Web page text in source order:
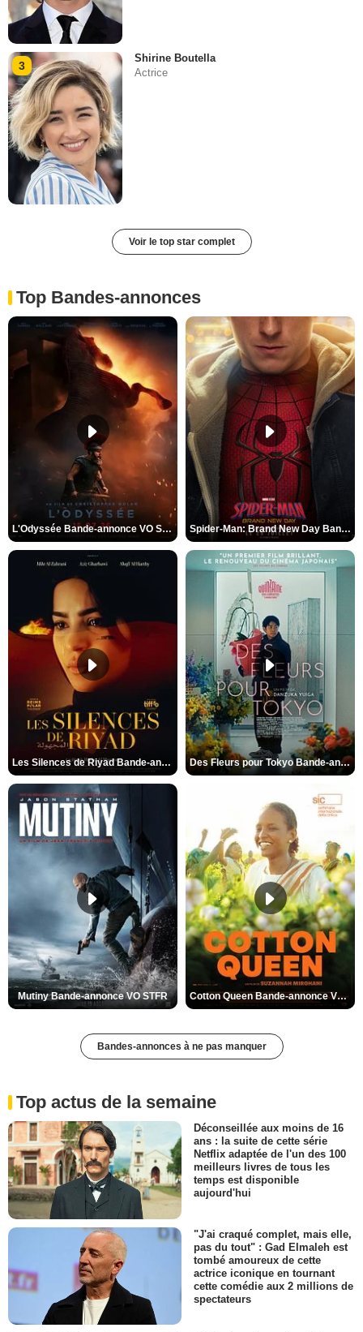
3
Shirine Boutella
Actrice
Voir le top star complet
Top Bandes-annonces
L'Odyssée Bande-annonce VO STFR Spider-Man: Brand New Day Bande-annonce VO STFR
Les Silences de Riyad Bande-annonce VO STFR Des Fleurs pour Tokyo Bande-annonce VO STFR
Mutiny Bande-annonce VO STFR Cotton Queen Bande-annonce VO STFR
Bandes-annonces à ne pas manquer
Top actus de la semaine
Déconseillée aux moins de 16
ans : la suite de cette série
Netflix adaptée de l'un des 100
meilleurs livres de tous les
temps est disponible
aujourd'hui
"J'ai craqué complet, mais elle,
pas du tout" : Gad Elmaleh est
tombé amoureux de cette
actrice iconique en tournant
cette comédie aux 2 millions de
spectateurs